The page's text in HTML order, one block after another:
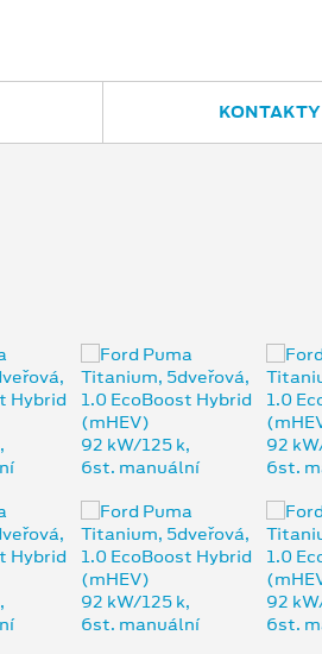
KONTAKTY